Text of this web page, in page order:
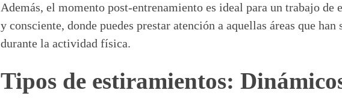
Además, el momento post-entrenamiento es ideal para un trabajo de
y consciente, donde puedes prestar atención a aquellas áreas que han
durante la actividad física.
Tipos de estiramientos: